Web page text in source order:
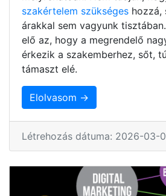
szakértelem szükséges hozzá,
árakkal sem vagyunk
elő az, hogy a megrendelő
érkezik a szakemberhez, sőt,
támaszt elé.
Elolvasom →
Létrehozás dátuma: 2026-03-